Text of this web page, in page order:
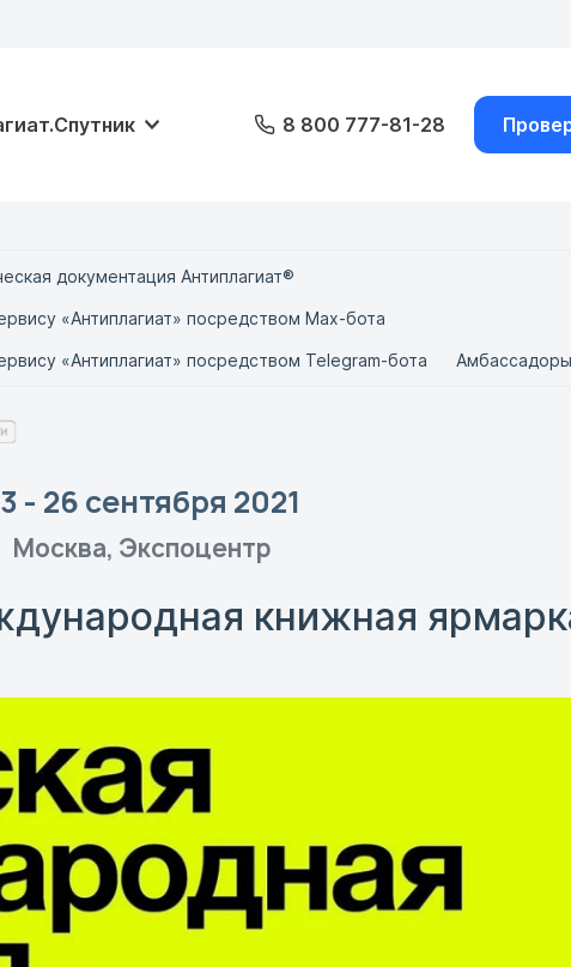
8 800 777-81-28
документация Антиплагиат®
«Антиплагиат» посредством Max-бота
«Антиплагиат» посредством Telegram-бота Амбассадоры
- 26 сентября 2021
Москва, Экспоцентр
книжная